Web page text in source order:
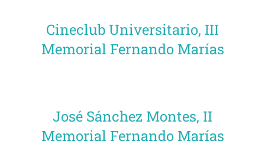
Cineclub Universitario, III
Memorial Fernando Marías
José Sánchez Montes, II
Memorial Fernando Marías